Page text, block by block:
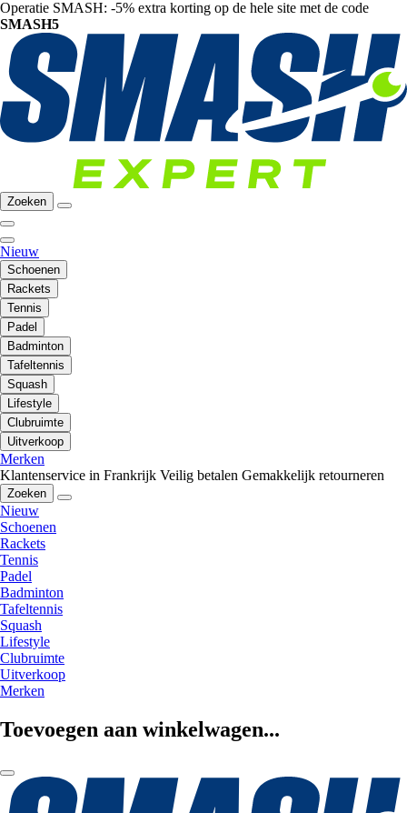
Operatie SMASH: -5% extra korting op de hele site met de code
SMASH5
Zoeken
Nieuw
Schoenen
Rackets
Tennis
Padel
Badminton
Tafeltennis
Squash
Lifestyle
Clubruimte
Uitverkoop
Merken
Klantenservice in Frankrijk Veilig betalen Gemakkelijk retourneren
Zoeken
Nieuw
Schoenen
Rackets
Tennis
Padel
Badminton
Tafeltennis
Squash
Lifestyle
Clubruimte
Uitverkoop
Merken
Toevoegen aan winkelwagen...